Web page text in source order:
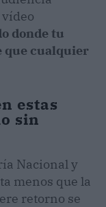
donde tu
que cualquier
estas
sin
Nacional y
menos que la
retorno se